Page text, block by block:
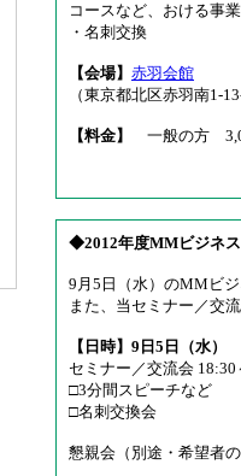
コースなど、おける事
・名刺交換
【会場】 赤羽会館
（東京都北区赤羽南1-
【料金】 一般の方
◆2012年度MMビジネ
9月5日（水）のMMビ
また、当セミナー／交
【日時】9日5日（水）
セミナー／交流会 18:30
□3分間スピーチなど
□名刺交換会
懇親会（別途・希望者